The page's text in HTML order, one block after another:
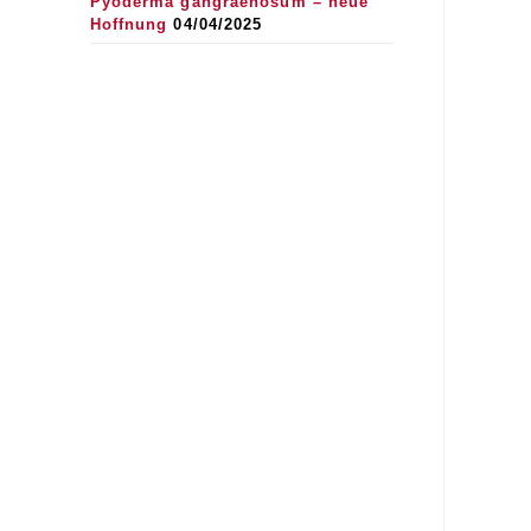
Hoffnung 04/04/2025